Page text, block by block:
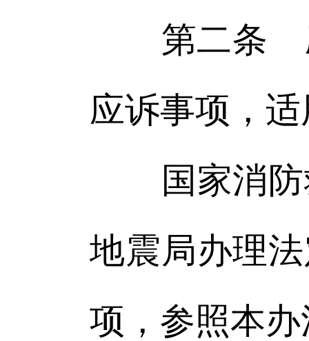
第二条 应
应诉事项，
国家消防
地震局办理
项，参照本